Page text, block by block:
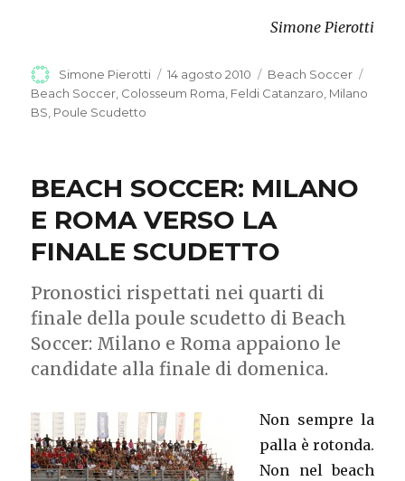
Simone Pierotti
Autore
Simone Pierotti
Pubblicato
il
14 agosto 2010 Categorie
Beach Soccer
Beach Soccer Colosseum Roma Feldi Catanzaro Milano
BS Poule Scudetto
BEACH SOCCER: MILANO
E ROMA VERSO LA
FINALE SCUDETTO
Pronostici rispettati nei quarti di
finale della poule scudetto di Beach
Soccer: Milano e Roma appaiono le
candidate alla finale di domenica.
Non sempre la
palla è rotonda.
Non nel beach